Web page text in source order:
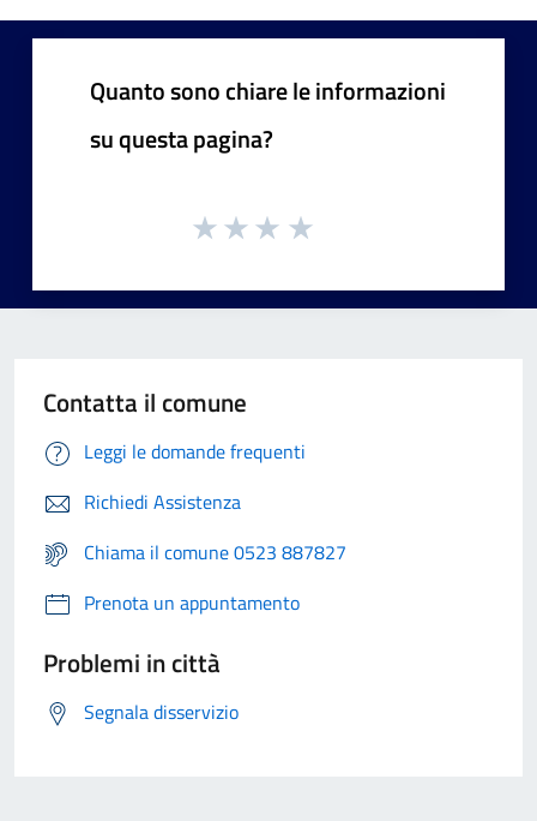
Quanto sono chiare le informazioni
su questa pagina?
Contatta il comune
Leggi le domande frequenti
Richiedi Assistenza
Chiama il comune 0523 887827
Prenota un appuntamento
Problemi in città
Segnala disservizio